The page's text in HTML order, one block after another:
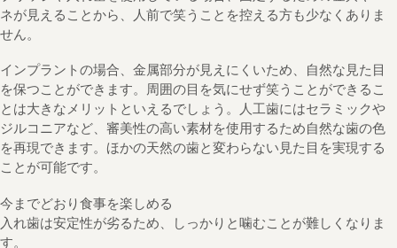
ネが見えることから、人前で笑うことを控える方も少なくありま
せん。
インプラントの場合、金属部分が見えにくいため、自然な見た目
を保つことができます。周囲の目を気にせず笑うことができるこ
とは大きなメリットといえるでしょう。人工歯にはセラミックや
ジルコニアなど、審美性の高い素材を使用するため自然な歯の色
を再現できます。ほかの天然の歯と変わらない見た目を実現する
ことが可能です。
今までどおり食事を楽しめる
入れ歯は安定性が劣るため、しっかりと噛むことが難しくなりま
す。